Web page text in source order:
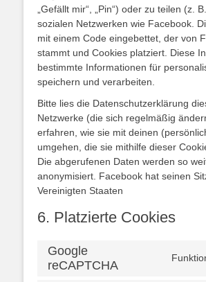
„Gefällt mir“, „Pin“) oder zu teilen (z.
sozialen Netzwerken wie Facebook.
mit einem Code eingebettet, der von
stammt und Cookies platziert. Diese
bestimmte Informationen für
speichern und verarbeiten.
Bitte lies die Datenschutzerklärung
Netzwerke (die sich regelmäßig
erfahren, wie sie mit deinen
umgehen, die sie mithilfe dieser
Die abgerufenen Daten werden so
anonymisiert. Facebook hat seinen
Vereinigten Staaten
6. Platzierte Cookies
Google
reCAPTCHA